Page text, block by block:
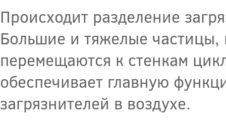
Происходит разделение
Большие и тяжелые
перемещаются к стенкам
обеспечивает главную
загрязнителей в воздухе.